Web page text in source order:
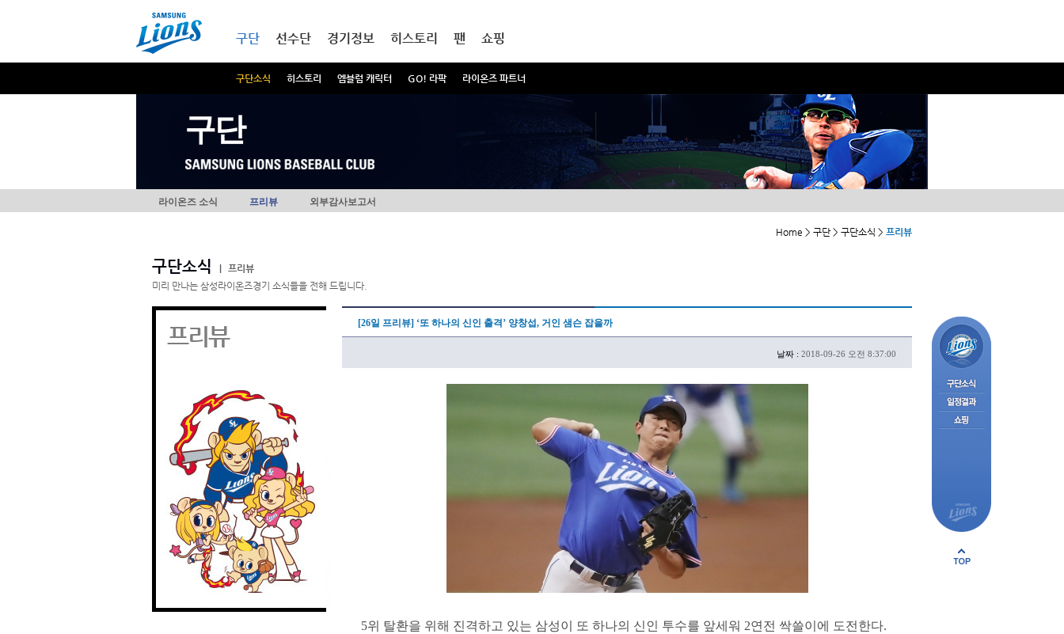
구단
구단소식 히스토리 엠블럼 캐릭터 GO! 라팍 라이온즈 파트너
선수단 경기정보 히스토리 팬 쇼핑
구단
라이온즈 소식 프리뷰 외부감사보고서
Home > 구단 > 구단소식 > 프리뷰
구단소식
프리뷰
미리 만나는 삼성라이온즈경기 소식들을 전해 드립니다.
프리뷰 [26일 프리뷰] ‘또 하나의 신인 출격’ 양창섭, 거인 샘슨 잡을까
날짜 : 2018-09-26 오전 8:37:00
5위 탈환을 위해 진격하고 있는 삼성이 또 하나의 신인 투수를 앞세워 2연전 싹쓸이에 도전한다.